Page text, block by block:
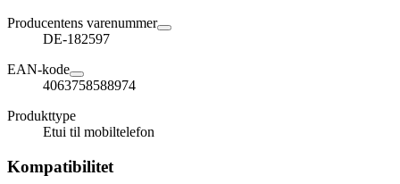
Producentens varenummer
DE-182597
EAN-kode
4063758588974
Produkttype
Etui til mobiltelefon
Kompatibilitet